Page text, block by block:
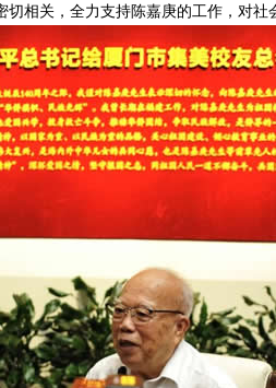
相关，全力支持陈嘉庚的工作，对社